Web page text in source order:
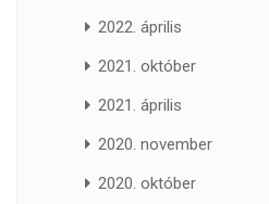
2022. április
2021. október
2021. április
2020. november
2020. október